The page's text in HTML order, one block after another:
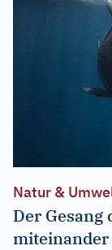
Natur &
Der Gesang